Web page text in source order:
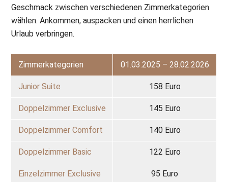
Geschmack zwischen verschiedenen Zimmerkategorien
wählen. Ankommen, auspacken und einen herrlichen
Urlaub verbringen.
Zimmerkategorien 01.03.2025 – 28.02.2026
Junior Suite 158 Euro
Doppelzimmer Exclusive 145 Euro
Doppelzimmer Comfort 140 Euro
Doppelzimmer Basic 122 Euro
Einzelzimmer Exclusive 95 Euro